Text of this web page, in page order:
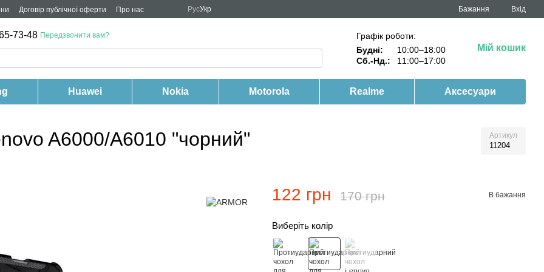
Договір публічної оферти Про нас РусУкр Бажання Вхід
73-48 Передзвонити вам?
Графік роботи:
Будні:
10:00–18:00
Сб.-Нд.:
11:00–17:00
Мій кошик
Huawei Nokia Motorola Realme Аксесуари
A6000/A6010 "чорний" Артикул
11204
122 грн 170 грн В бажання
Виберіть колір